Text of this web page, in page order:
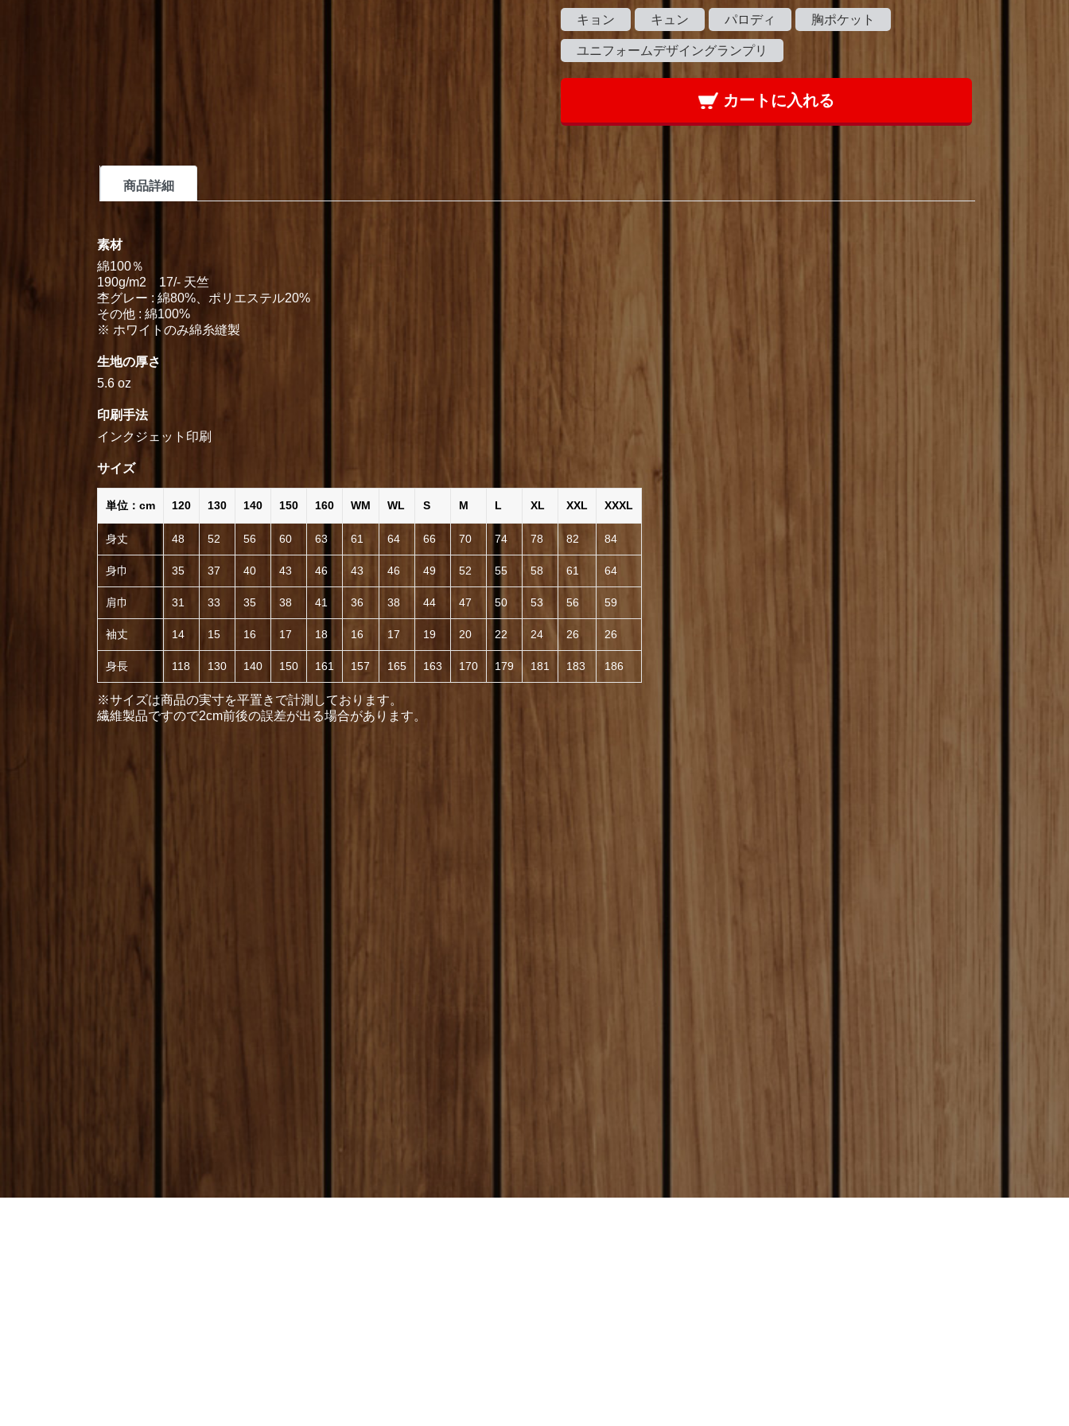
キョン キュン パロディ 胸ポケット
ユニフォームデザイングランプリ
カートに入れる
商品詳細
素材
綿100％
190g/m2 17/- 天竺
杢グレー : 綿80%、ポリエステル20%
その他 : 綿100%
※ ホワイトのみ綿糸縫製
生地の厚さ
5.6 oz
印刷手法
インクジェット印刷
サイズ
単位：cm 120 130 140 150 160 WM WL S M L XL XXL XXXL
身丈 48 52 56 60 63 61 64 66 70 74 78 82 84
身巾 35 37 40 43 46 43 46 49 52 55 58 61 64
肩巾 31 33 35 38 41 36 38 44 47 50 53 56 59
袖丈 14 15 16 17 18 16 17 19 20 22 24 26 26
身長 118 130 140 150 161 157 165 163 170 179 181 183 186
※サイズは商品の実寸を平置きで計測しております。
繊維製品ですので2cm前後の誤差が出る場合があります。